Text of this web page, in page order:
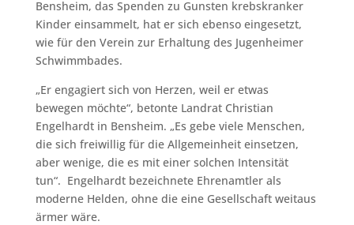
Bensheim, das Spenden zu Gunsten krebskranker
Kinder einsammelt, hat er sich ebenso eingesetzt,
wie für den Verein zur Erhaltung des Jugenheimer
Schwimmbades.
„Er engagiert sich von Herzen, weil er etwas
bewegen möchte“, betonte Landrat Christian
Engelhardt in Bensheim. „Es gebe viele Menschen,
die sich freiwillig für die Allgemeinheit einsetzen,
aber wenige, die es mit einer solchen Intensität
tun“. Engelhardt bezeichnete Ehrenamtler als
moderne Helden, ohne die eine Gesellschaft weitaus
ärmer wäre.